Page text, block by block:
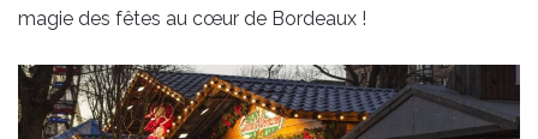
magie des fêtes au cœur de Bordeaux !